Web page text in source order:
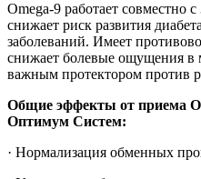
Omega-9 работает совместно
снижает риск развития
заболеваний. Имеет
снижает болевые ощущения в
важным протектором против
Общие эффекты от приема
Оптимум Систем:
· Нормализация обменных